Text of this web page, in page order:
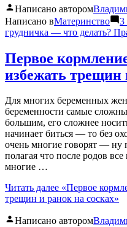
Написано автором
Написано вМатеринство 3
грудничка — что делать?
Первое
избежать трещин
Для многих беременных
беременности самые
большим, его сложнее
начинает биться — то без
очень многие говорят —
полагая что после родов
многие …
Читать далее «Первое
трещин и ранок на сосках»
Написано автором